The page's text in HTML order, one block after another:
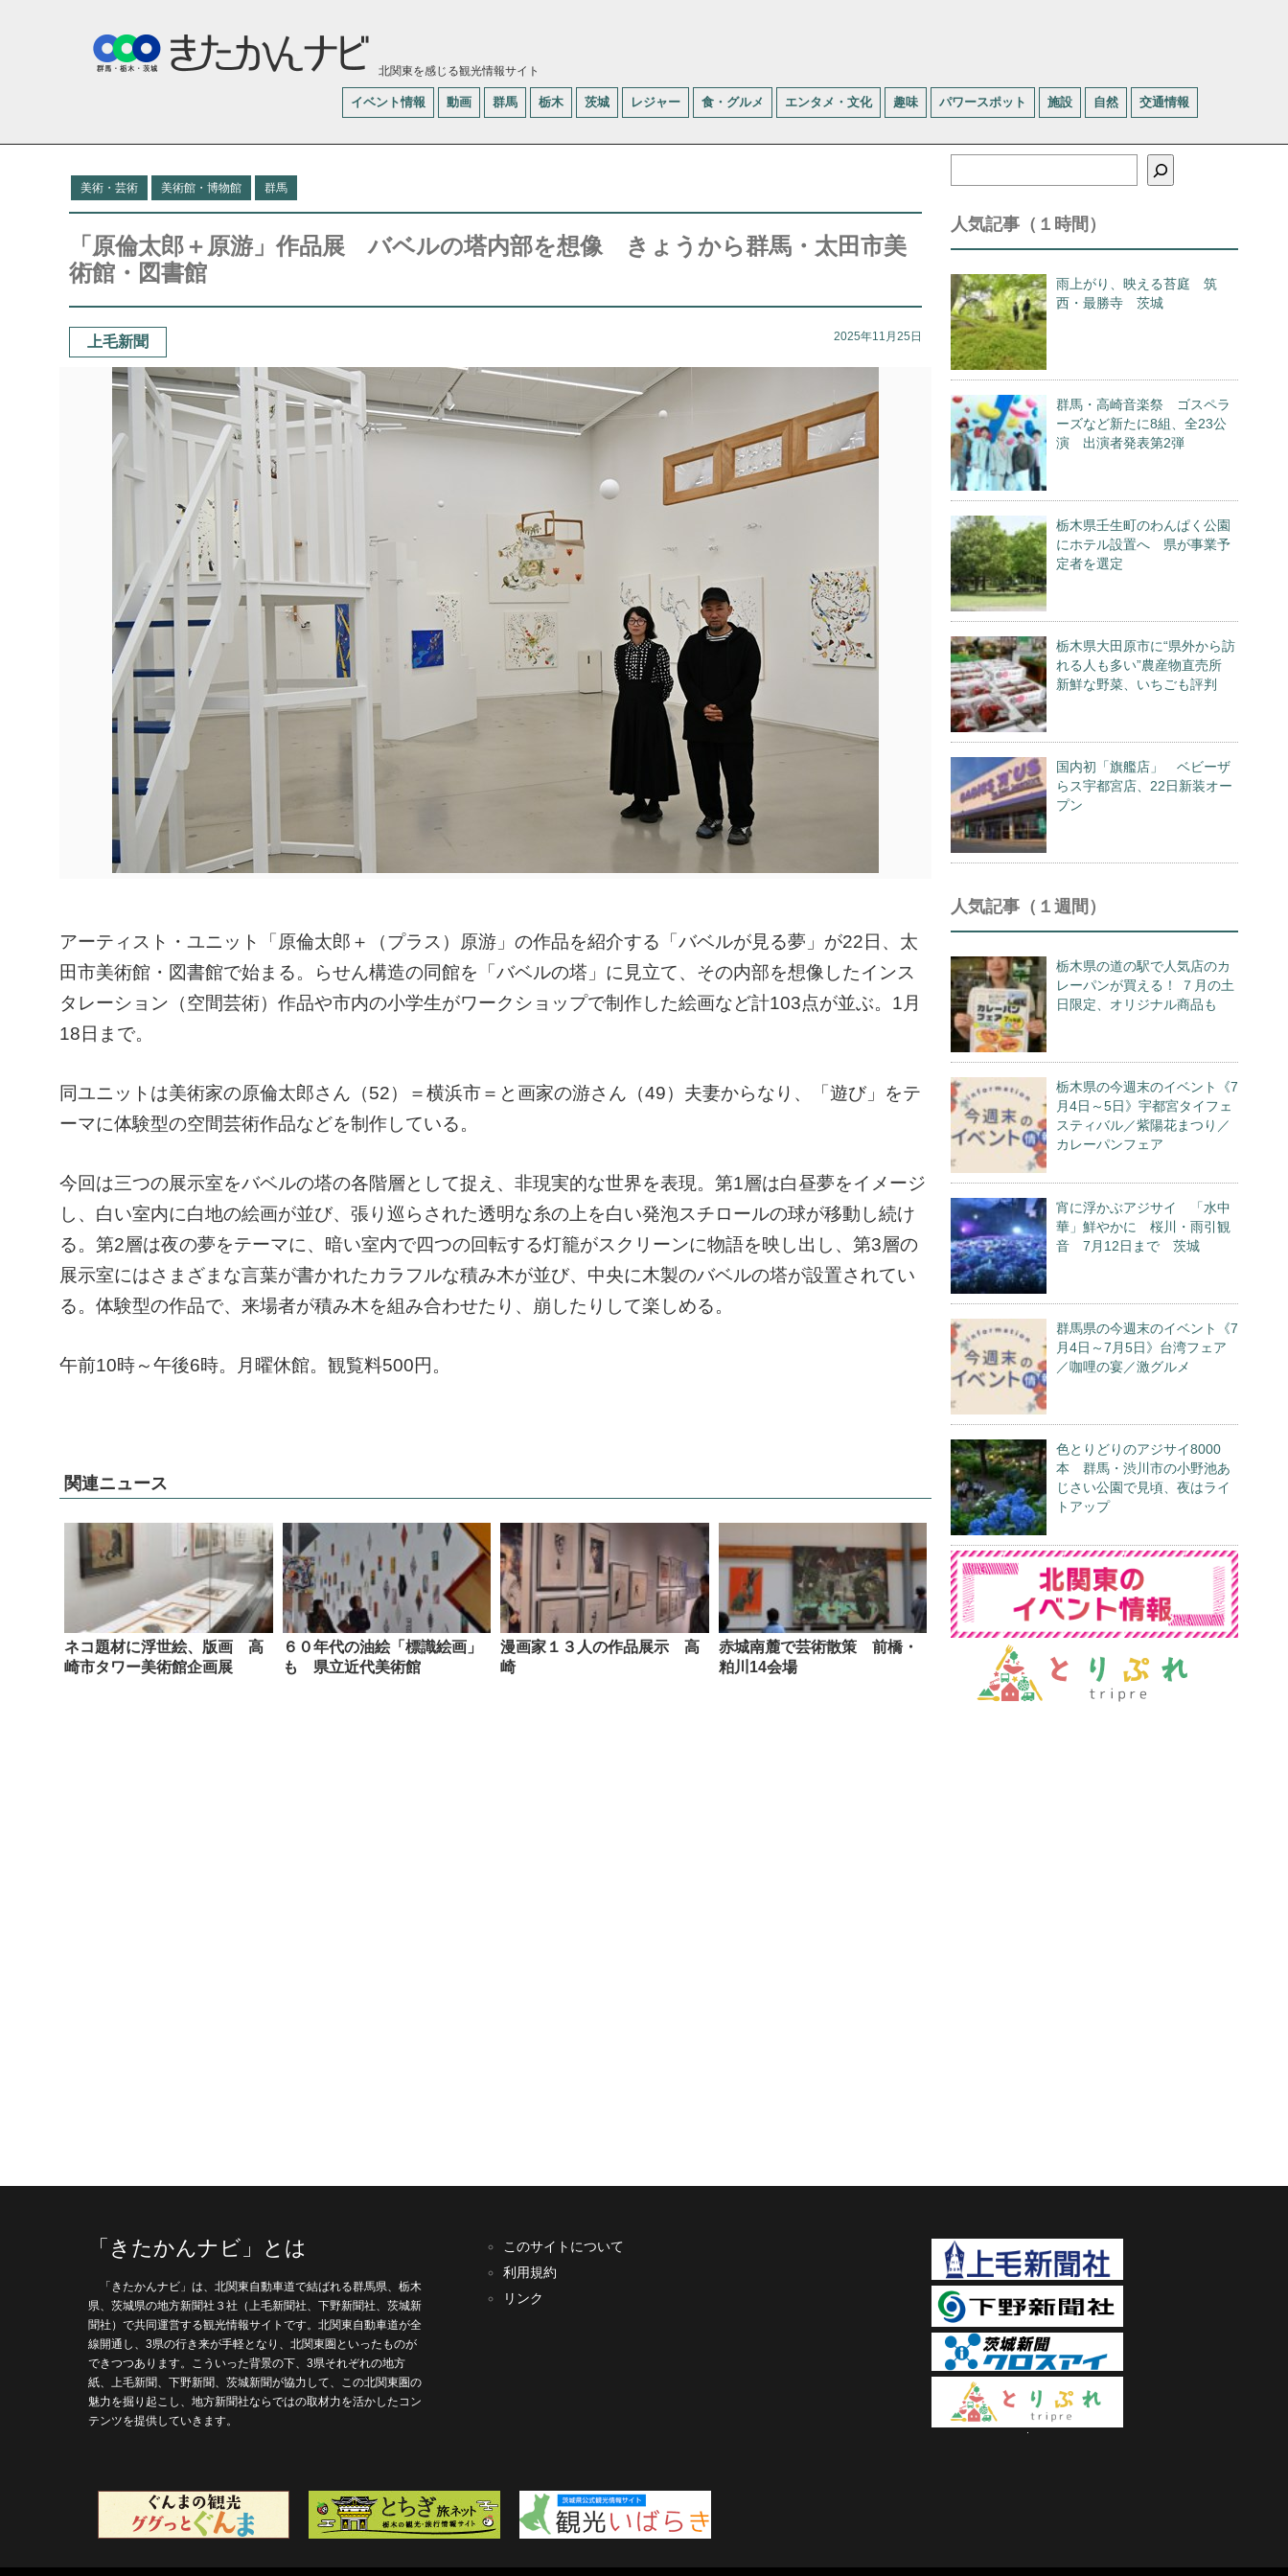
北関東を感じる観光情報サイト
イベント情報 動画 群馬 栃木 茨城 レジャー 食・グルメ エンタメ・文化 趣味 パワースポット 施設 自然 交通情報
美術・芸術 美術館・博物館 群馬
「原倫太郎＋原游」作品展 バベルの塔内部を想像 きょうから群馬・太田市美
術館・図書館
上毛新聞 2025年11月25日
アーティスト・ユニット「原倫太郎＋（プラス）原游」の作品を紹介する「バベルが見る夢」が22日、太
田市美術館・図書館で始まる。らせん構造の同館を「バベルの塔」に見立て、その内部を想像したインス
タレーション（空間芸術）作品や市内の小学生がワークショップで制作した絵画など計103点が並ぶ。1月
18日まで。
同ユニットは美術家の原倫太郎さん（52）＝横浜市＝と画家の游さん（49）夫妻からなり、「遊び」をテ
ーマに体験型の空間芸術作品などを制作している。
今回は三つの展示室をバベルの塔の各階層として捉え、非現実的な世界を表現。第1層は白昼夢をイメージ
し、白い室内に白地の絵画が並び、張り巡らされた透明な糸の上を白い発泡スチロールの球が移動し続け
る。第2層は夜の夢をテーマに、暗い室内で四つの回転する灯籠がスクリーンに物語を映し出し、第3層の
展示室にはさまざまな言葉が書かれたカラフルな積み木が並び、中央に木製のバベルの塔が設置されてい
る。体験型の作品で、来場者が積み木を組み合わせたり、崩したりして楽しめる。
午前10時～午後6時。月曜休館。観覧料500円。
関連ニュース
ネコ題材に浮世絵、版画 高
崎市タワー美術館企画展
６０年代の油絵「標識絵画」
も 県立近代美術館
漫画家１３人の作品展示 高
崎
赤城南麓で芸術散策 前橋・
粕川14会場
索
人気記事（１時間）
雨上がり、映える苔庭 筑
西・最勝寺 茨城
群馬・高崎音楽祭 ゴスペラ
ーズなど新たに8組、全23公
演 出演者発表第2弾
栃木県壬生町のわんぱく公園
にホテル設置へ 県が事業予
定者を選定
栃木県大田原市に“県外から訪
れる人も多い”農産物直売所
新鮮な野菜、いちごも評判
国内初「旗艦店」 ベビーザ
らス宇都宮店、22日新装オー
プン
人気記事（１週間）
栃木県の道の駅で人気店のカ
レーパンが買える！ ７月の土
日限定、オリジナル商品も
栃木県の今週末のイベント《7
月4日～5日》宇都宮タイフェ
スティバル／紫陽花まつり／
カレーパンフェア
宵に浮かぶアジサイ 「水中
華」鮮やかに 桜川・雨引観
音 7月12日まで 茨城
群馬県の今週末のイベント《7
月4日～7月5日》台湾フェア
／咖哩の宴／激グルメ
色とりどりのアジサイ8000
本 群馬・渋川市の小野池あ
じさい公園で見頃、夜はライ
トアップ
「きたかんナビ」とは
「きたかんナビ」は、北関東自動車道で結ばれる群馬県、栃木
県、茨城県の地方新聞社３社（上毛新聞社、下野新聞社、茨城新
聞社）で共同運営する観光情報サイトです。北関東自動車道が全
線開通し、3県の行き来が手軽となり、北関東圏といったものが
できつつあります。こういった背景の下、3県それぞれの地方
紙、上毛新聞、下野新聞、茨城新聞が協力して、この北関東圏の
魅力を掘り起こし、地方新聞社ならではの取材力を活かしたコン
テンツを提供していきます。
このサイトについて
利用規約
リンク